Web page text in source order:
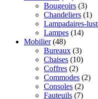
Bougeoirs (3)
Chandeliers (1)
Lampadaires-
Lampes (14)
Mobilier (48)
Bureaux (3)
Chaises (10)
Coffres (2)
Commodes (2)
Consoles (2)
Fauteuils (7)